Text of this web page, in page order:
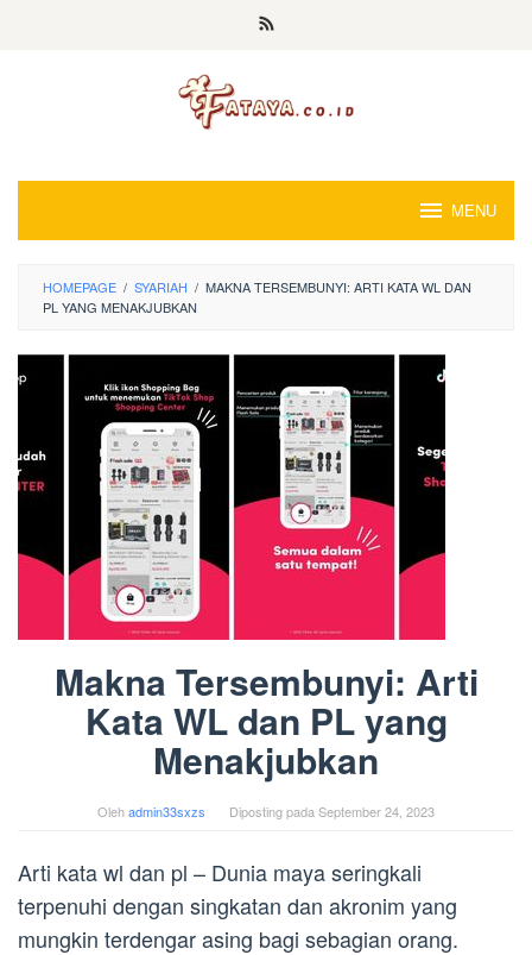
MENU
HOMEPAGE / SYARIAH / MAKNA TERSEMBUNYI: ARTI KATA WL DAN
PL YANG MENAKJUBKAN
Makna Tersembunyi: Arti
Kata WL dan PL yang
Menakjubkan
Olehadmin33sxzs Diposting pada September 24, 2023
Arti kata wl dan pl – Dunia maya seringkali
terpenuhi dengan singkatan dan akronim yang
mungkin terdengar asing bagi sebagian orang.